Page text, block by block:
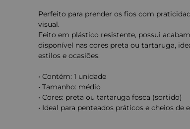
Perfeito para prender os fios com
visual.
Feito em plástico resistente, possui
disponível nas cores preta ou tartaruga,
estilos e ocasiões.
• Contém: 1 unidade
• Tamanho: médio
• Cores: preta ou tartaruga fosca (sortido)
• Ideal para penteados práticos e cheios de